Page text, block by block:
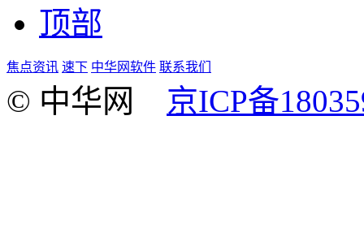
顶部
焦点资讯 速下 中华网软件 联系我们
© 中华网 京ICP备